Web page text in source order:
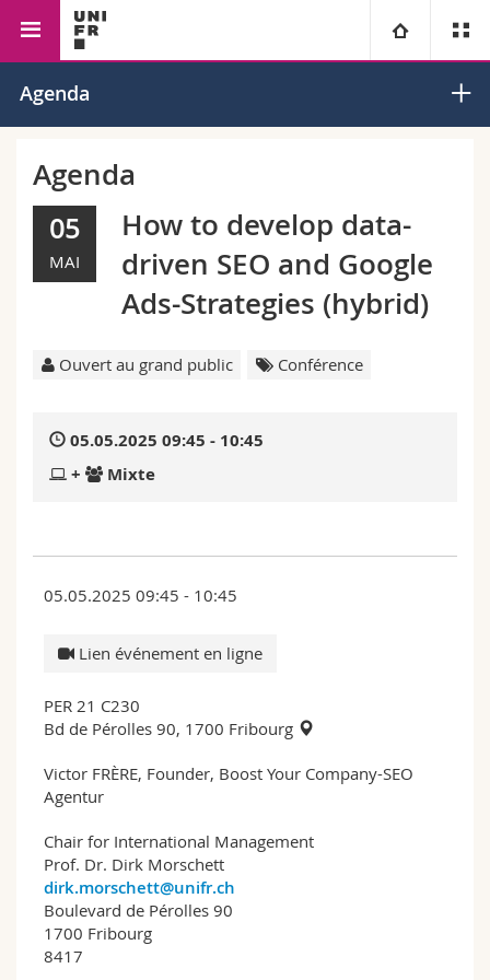
Université
Campus
Recherche
Théologie
Droit
Sciences économiques et sociales et management
Sciences de l'éducation et de la formation
Interfacultaire
Vous êtes
Futurs étudiants
Chercheurs
Ressources
Bibliothèques
Faculté des sciences économiques et sociales
Management
Agenda
Agenda
05
MAI
How to develop data-
driven SEO and Google
Ads-Strategies (hybrid)
Ouvert au grand public Conférence
05.05.2025 09:45 - 10:45
+
Mixte
05.05.2025 09:45 - 10:45
Lien événement en ligne
PER 21 C230
Bd de Pérolles 90, 1700 Fribourg
Victor FRÈRE, Founder, Boost Your Company-SEO
Agentur
Chair for International Management
Prof. Dr. Dirk Morschett
dirk.morschett@unifr.ch
Boulevard de Pérolles 90
1700 Fribourg
8417